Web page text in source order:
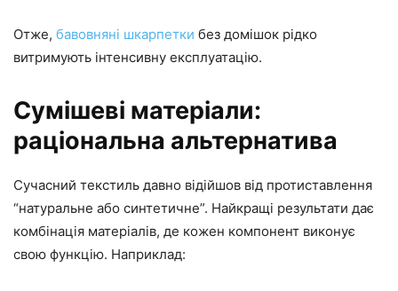
Отже, бавовняні шкарпетки без домішок рідко
витримують інтенсивну експлуатацію.
Сумішеві матеріали:
раціональна альтернатива
Сучасний текстиль давно відійшов від протиставлення
“натуральне або синтетичне”. Найкращі результати дає
комбінація матеріалів, де кожен компонент виконує
свою функцію. Наприклад: